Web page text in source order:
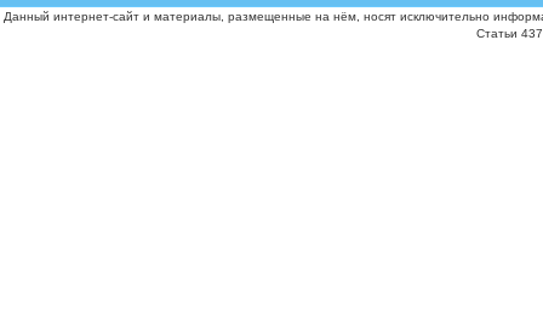
Данный интернет-сайт и материалы, размещенные на нём, носят исключительно
Статьи